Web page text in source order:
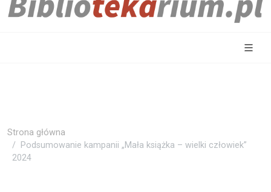
Strona główna
Podsumowanie kampanii „Mała książka – wielki człowiek”
2024